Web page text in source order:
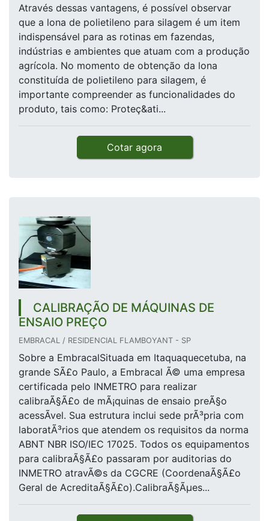
Através dessas vantagens, é possível observar
que a lona de polietileno para silagem é um item
indispensável para as rotinas em fazendas,
indústrias e ambientes que atuam com a produção
agrícola. No momento de obtenção da lona
constituída de polietileno para silagem, é
importante compreender as funcionalidades do
produto, tais como: Proteç&ati...
Cotar agora
CALIBRAÇÃO DE MÁQUINAS DE
ENSAIO PREÇO
EMBRACAL / RESIDENCIAL FLAMBOYANT - SP
Sobre a EmbracalSituada em Itaquaquecetuba, na
grande SÃ£o Paulo, a Embracal Ã© uma empresa
certificada pelo INMETRO para realizar
calibraÃ§Ã£o de mÃ¡quinas de ensaio preÃ§o
acessÃ­vel. Sua estrutura inclui sede prÃ³pria com
laboratÃ³rios que atendem os requisitos da norma
ABNT NBR ISO/IEC 17025. Todos os equipamentos
para calibraÃ§Ã£o passaram por auditorias do
INMETRO atravÃ©s da CGCRE (CoordenaÃ§Ã£o
Geral de AcreditaÃ§Ã£o).CalibraÃ§Ãµes...